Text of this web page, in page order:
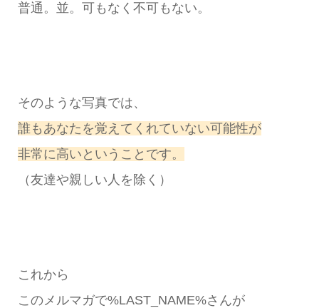
普通。並。可もなく不可もない。
そのような写真では、
誰もあなたを覚えてくれていない可能性が
非常に高いということです。
（友達や親しい人を除く）
これから
このメルマガで%LAST_NAME%さんが